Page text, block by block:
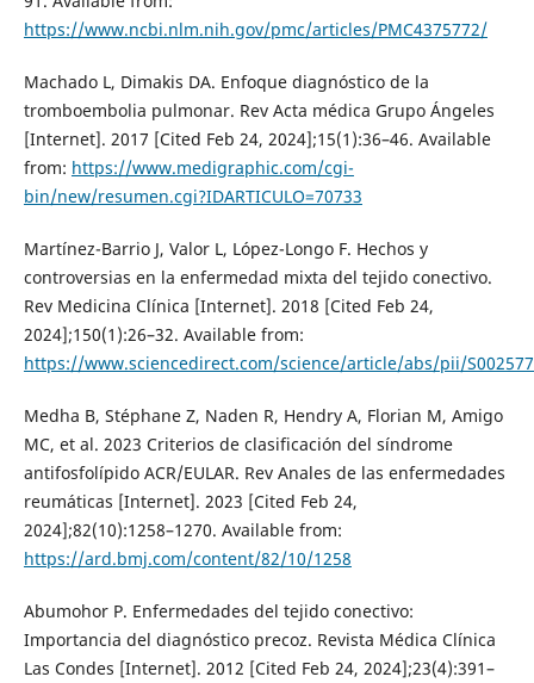
https://www.ncbi.nlm.nih.gov/pmc/articles/PMC4375772/
Machado L, Dimakis DA. Enfoque diagnóstico de la
tromboembolia pulmonar. Rev Acta médica Grupo Ángeles
[Internet]. 2017 [Cited Feb 24, 2024];15(1):36–46. Available
from: https://www.medigraphic.com/cgi-
bin/new/resumen.cgi?IDARTICULO=70733
Martínez-Barrio J, Valor L, López-Longo F. Hechos y
controversias en la enfermedad mixta del tejido conectivo.
Rev Medicina Clínica [Internet]. 2018 [Cited Feb 24,
2024];150(1):26–32. Available from:
https://www.sciencedirect.com/science/article/abs/pii/
Medha B, Stéphane Z, Naden R, Hendry A, Florian M, Amigo
MC, et al. 2023 Criterios de clasificación del síndrome
antifosfolípido ACR/EULAR. Rev Anales de las enfermedades
reumáticas [Internet]. 2023 [Cited Feb 24,
2024];82(10):1258–1270. Available from:
https://ard.bmj.com/content/82/10/1258
Abumohor P. Enfermedades del tejido conectivo:
Importancia del diagnóstico precoz. Revista Médica Clínica
Las Condes [Internet]. 2012 [Cited Feb 24, 2024];23(4):391–